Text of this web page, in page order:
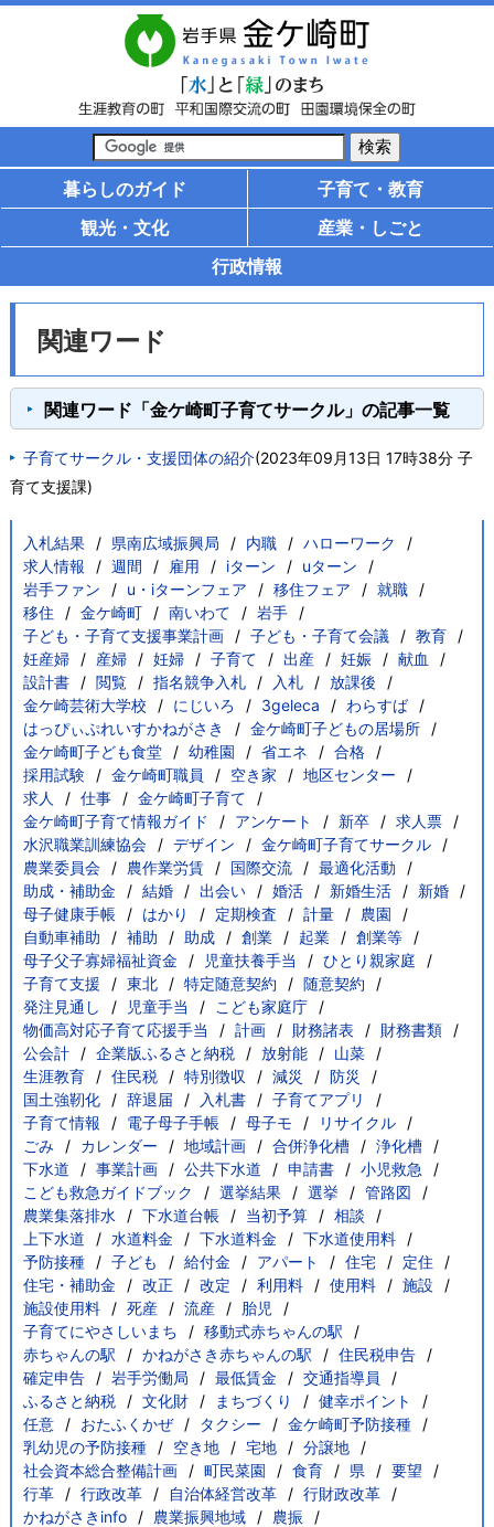
暮らしのガイド
子育て・教育
観光・文化
産業・しごと
行政情報
関連ワード
関連ワード「金ケ崎町子育てサークル」の記事一覧
子育てサークル・支援団体の紹介(2023年09月13日 17時38分 子
育て支援課)
入札結果 県南広域振興局 内職
ハローワーク
求人情報
週間 雇用 iターン
uターン
岩手ファン
u・iターンフェア 移住フェア
就職
移住
金ケ崎町 南いわて
岩手
子ども・子育て支援事業計画
子ども・子育て会議
教育
妊産婦
産婦 妊婦 子育て 出産 妊娠
献血
設計書
閲覧 指名競争入札 入札
放課後
金ケ崎芸術大学校
にじいろ 3geleca
わらすば
はっぴぃぷれいすかねがさき
金ケ崎町子どもの居場所
金ケ崎町子ども食堂
幼稚園 省エネ
合格
採用試験
金ケ崎町職員 空き家
地区センター
求人
仕事
金ケ崎町子育て
金ケ崎町子育て情報ガイド
アンケート 新卒
求人票
水沢職業訓練協会
デザイン
金ケ崎町子育てサークル
農業委員会
農作業労賃 国際交流
最適化活動
助成・補助金
結婚 出会い 婚活 新婚生活
新婚
母子健康手帳
はかり 定期検査 計量
農園
自動車補助
補助 助成 創業 起業
創業等
母子父子寡婦福祉資金
児童扶養手当
ひとり親家庭
子育て支援
東北 特定随意契約
随意契約
発注見通し
児童手当
こども家庭庁
物価高対応子育て応援手当
計画 財務諸表
財務書類
公会計
企業版ふるさと納税 放射能
山菜
生涯教育
住民税 特別徴収 減災
防災
国土強靭化
辞退届 入札書
子育てアプリ
子育て情報
電子母子手帳 母子モ
リサイクル
ごみ
カレンダー 地域計画 合併浄化槽
浄化槽
下水道
事業計画 公共下水道 申請書
小児救急
こども救急ガイドブック
選挙結果 選挙
管路図
農業集落排水
下水道台帳 当初予算
相談
上下水道
水道料金 下水道料金
下水道使用料
予防接種
子ども 給付金 アパート 住宅
定住
住宅・補助金
改正 改定 利用料 使用料
施設
施設使用料
死産 流産
胎児
子育てにやさしいまち
移動式赤ちゃんの駅
赤ちゃんの駅
かねがさき赤ちゃんの駅
住民税申告
確定申告
岩手労働局 最低賃金
交通指導員
ふるさと納税
文化財 まちづくり
健幸ポイント
任意
おたふくかぜ タクシー
金ケ崎町予防接種
乳幼児の予防接種
空き地 宅地
分譲地
社会資本総合整備計画
町民菜園 食育 県
要望
行革
行政改革 自治体経営改革
行財政改革
かねがさきinfo
農業振興地域
農振